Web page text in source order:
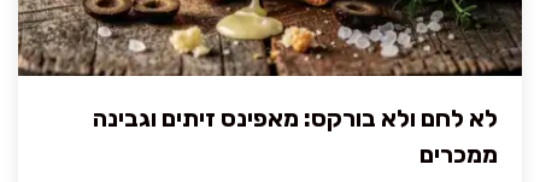
לא לחם ולא בורקס: מאפינס זיתים וגבינה
ממכרים